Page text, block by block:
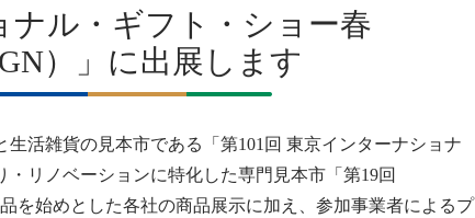
ナル・ギフト・ショー春
）」に出展します
活雑貨の見本市である「第101回 東京インターナショナ
リノベーションに特化した専門見本市「第19回
を始めとした各社の商品展示に加え、参加事業者によるプ